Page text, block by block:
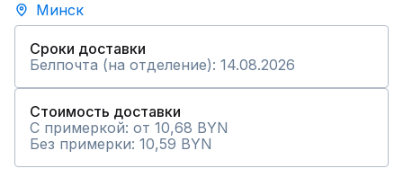
Минск
Сроки доставки
Белпочта (на отделение): 14.08.2026
Стоимость доставки
С примеркой: от 10,68 BYN
Без примерки: 10,59 BYN